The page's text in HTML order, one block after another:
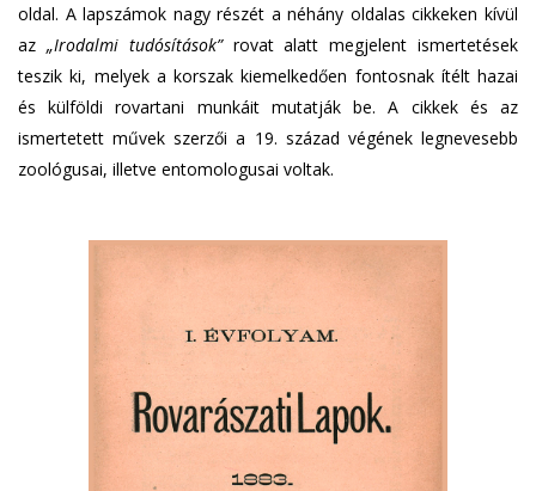
oldal. A lapszámok nagy részét a néhány oldalas cikkeken kívül
az „Irodalmi tudósítások”rovat alatt megjelent ismertetések
teszik ki, melyek a korszak kiemelkedően fontosnak ítélt hazai
és külföldi rovartani munkáit mutatják be. A cikkek és az
ismertetett művek szerzői a 19. század végének legnevesebb
zoológusai, illetve entomologusai voltak.